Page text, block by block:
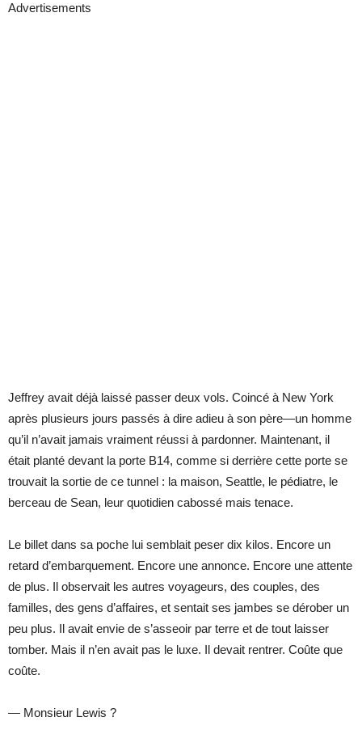
Advertisements
Jeffrey avait déjà laissé passer deux vols. Coincé à New York
après plusieurs jours passés à dire adieu à son père—un homme
qu’il n’avait jamais vraiment réussi à pardonner. Maintenant, il
était planté devant la porte B14, comme si derrière cette porte se
trouvait la sortie de ce tunnel : la maison, Seattle, le pédiatre, le
berceau de Sean, leur quotidien cabossé mais tenace.
Le billet dans sa poche lui semblait peser dix kilos. Encore un
retard d’embarquement. Encore une annonce. Encore une attente
de plus. Il observait les autres voyageurs, des couples, des
familles, des gens d’affaires, et sentait ses jambes se dérober un
peu plus. Il avait envie de s’asseoir par terre et de tout laisser
tomber. Mais il n’en avait pas le luxe. Il devait rentrer. Coûte que
coûte.
— Monsieur Lewis ?